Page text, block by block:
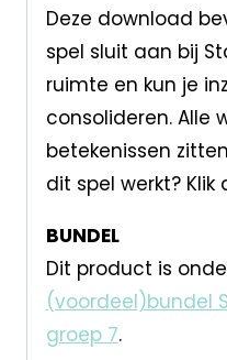
Deze download
spel sluit aan bij
ruimte en kun je
consolideren. Alle
betekenissen
dit spel werkt? Klik
BUNDEL
Dit product is
(voordeel)bundel
groep 7.